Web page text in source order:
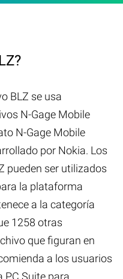
BLZ se usa
N-Gage Mobile
N-Gage Mobile
por Nokia. Los
pueden ser utilizados
la plataforma
a la categoría
1258 otras
que figuran en
a los usuarios
PC Suite para